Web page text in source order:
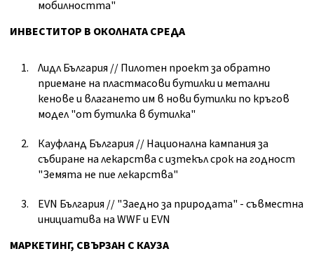
мобилността"
ИНВЕСТИТОР В ОКОЛНАТА СРЕДА
Лидл България // Пилотен проект за обратно
приемане на пластмасови бутилки и метални
кенове и влагането им в нови бутилки по кръгов
модел "от бутилка в бутилка"
Кауфланд България // Национална кампания за
събиране на лекарства с изтекъл срок на годност
"Земята не пие лекарства"
EVN България // "Заедно за природата" - съвместна
инициатива на WWF и EVN
МАРКЕТИНГ, СВЪРЗАН С КАУЗА